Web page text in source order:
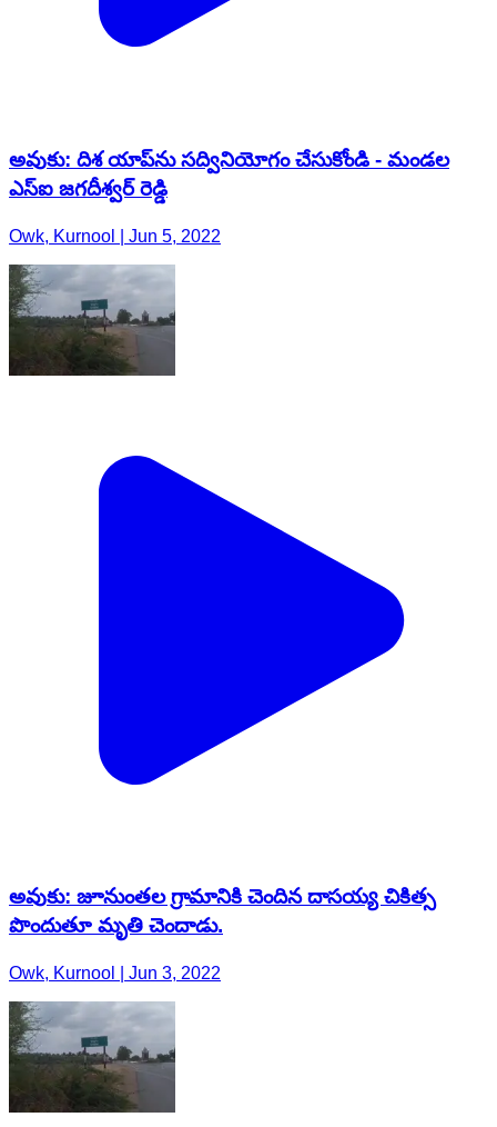
అవుకు: దిశ యాప్‌ను సద్వినియోగం చేసుకోండి - మండల
ఎస్‌ఐ జగదీశ్వర్ రెడ్డి
Owk, Kurnool | Jun 5, 2022
అవుకు: జూనుంతల గ్రామానికి చెందిన దాసయ్య చికిత్స
పొందుతూ మృతి చెందాడు.
Owk, Kurnool | Jun 3, 2022